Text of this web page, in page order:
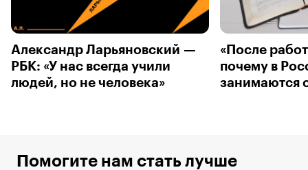
Александр Ларьяновский —
РБК: «У нас всегда учили
людей, но не человека»
«После
почему в
занимаются
Помогите нам стать лучше